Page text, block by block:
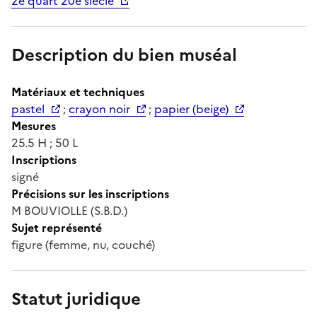
Description du bien muséal
Matériaux et techniques
pastel
;crayon noir ; papier (beige)
Mesures
25.5 H ; 50 L
Inscriptions
signé
Précisions sur les inscriptions
M BOUVIOLLE (S.B.D.)
Sujet représenté
figure (femme, nu, couché)
Statut juridique